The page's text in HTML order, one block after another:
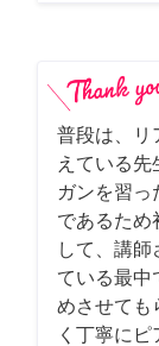
普段は、リ
えている
ガンを習っ
であるため
して、講
ている最中
めさせても
く丁寧に